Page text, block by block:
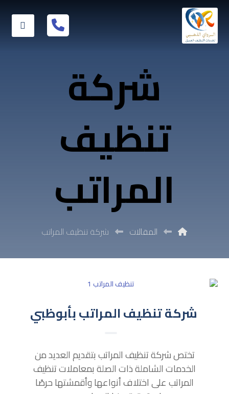
شركة
تنظيف
المراتب
المقالات شركة تنظيف المراتب
شركة تنظيف المراتب بأبوظبي
تختص شركة تنظيف المراتب بتقديم العديد من
الخدمات الشاملة ذات الصلة بمعاملات تنظيف
المراتب على اختلاف أنواعها وأقمشتها حرصًا